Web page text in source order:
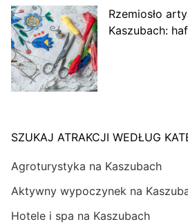
Rzemiosło
Kaszubach:
SZUKAJ ATRAKCJI WEDŁUG
Agroturystyka na Kaszubach
Aktywny wypoczynek na
Hotele i spa na Kaszubach